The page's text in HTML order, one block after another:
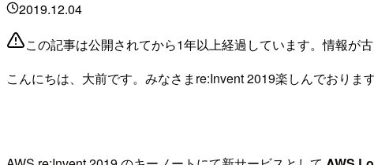
2019.12.04
この記事は公開されてから1年以上経過しています。情報が
こんにちは、大前です。みなさまre:Invent 2019楽しんでおりま